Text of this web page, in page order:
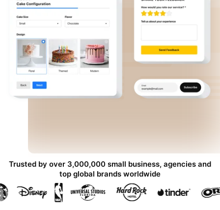
Trusted by over 3,000,000 small business, agencies and
top global brands worldwide